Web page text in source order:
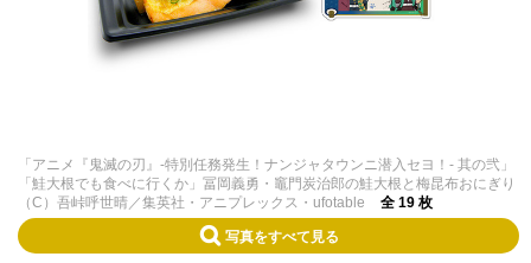
「アニメ『鬼滅の刃』-特別任務発生！ナンジャタウンニ潜入セヨ！- 其の弐」
「鮭大根でも食べに行くか」冨岡義勇・竈門炭治郎の鮭大根と梅昆布おにぎり
（C）吾峠呼世晴／集英社・アニプレックス・ufotable
全 19 枚
写真をすべて見る